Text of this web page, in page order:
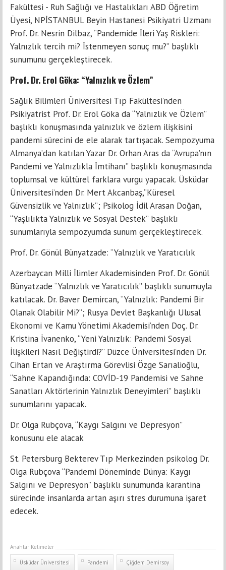
Fakültesi - Ruh Sağlığı ve Hastalıkları ABD Öğretim
Üyesi, NPİSTANBUL Beyin Hastanesi Psikiyatri Uzmanı
Prof. Dr. Nesrin Dilbaz, “Pandemide İleri Yaş Riskleri:
Yalnızlık tercih mi? İstenmeyen sonuç mu?” başlıklı
sunumunu gerçekleştirecek.
Prof. Dr. Erol Göka: “Yalnızlık ve Özlem”
Sağlık Bilimleri Üniversitesi Tıp Fakültesi’nden
Psikiyatrist Prof. Dr. Erol Göka da “Yalnızlık ve Özlem”
başlıklı konuşmasında yalnızlık ve özlem ilişkisini
pandemi sürecini de ele alarak tartışacak. Sempozyuma
Almanya’dan katılan Yazar Dr. Orhan Aras da “Avrupa’nın
Pandemi ve Yalnızlıkla İmtihanı” başlıklı konuşmasında
toplumsal ve kültürel farklara vurgu yapacak. Üsküdar
Üniversitesi’nden Dr. Mert Akcanbaş,“Küresel
Güvensizlik ve Yalnızlık”; Psikolog İdil Arasan Doğan,
“Yaşlılıkta Yalnızlık ve Sosyal Destek” başlıklı
sunumlarıyla sempozyumda sunum gerçekleştirecek.
Prof. Dr. Gönül Bünyatzade: “Yalnızlık ve Yaratıcılık
Azerbaycan Milli İlimler Akademisinden Prof. Dr. Gönül
Bünyatzade “Yalnızlık ve Yaratıcılık” başlıklı sunumuyla
katılacak. Dr. Baver Demircan, “Yalnızlık: Pandemi Bir
Olanak Olabilir Mi?”; Rusya Devlet Başkanlığı Ulusal
Ekonomi ve Kamu Yönetimi Akademisi’nden Doç. Dr.
Kristina İvanenko, “Yeni Yalnızlık: Pandemi Sosyal
İlişkileri Nasıl Değiştirdi?” Düzce Üniversitesi’nden Dr.
Cihan Ertan ve Araştırma Görevlisi Özge Sarıalioğlu,
“Sahne Kapandığında: COVİD-19 Pandemisi ve Sahne
Sanatları Aktörlerinin Yalnızlık Deneyimleri” başlıklı
sunumlarını yapacak.
Dr. Olga Rubçova, “Kaygı Salgını ve Depresyon”
konusunu ele alacak
St. Petersburg Bekterev Tıp Merkezinden psikolog Dr.
Olga Rubçova “Pandemi Döneminde Dünya: Kaygı
Salgını ve Depresyon” başlıklı sunumunda karantina
sürecinde insanlarda artan aşırı stres durumuna işaret
edecek.
Anahtar Kelimeler
Üsküdar Üniversitesi Pandemi Çiğdem Demirsoy